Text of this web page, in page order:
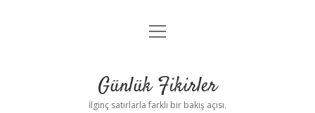
Anasayfa
Yasal Uyarı
menüyü
Günlük Fikirler
İlginç satırlarla farklı bir bakış açısı.